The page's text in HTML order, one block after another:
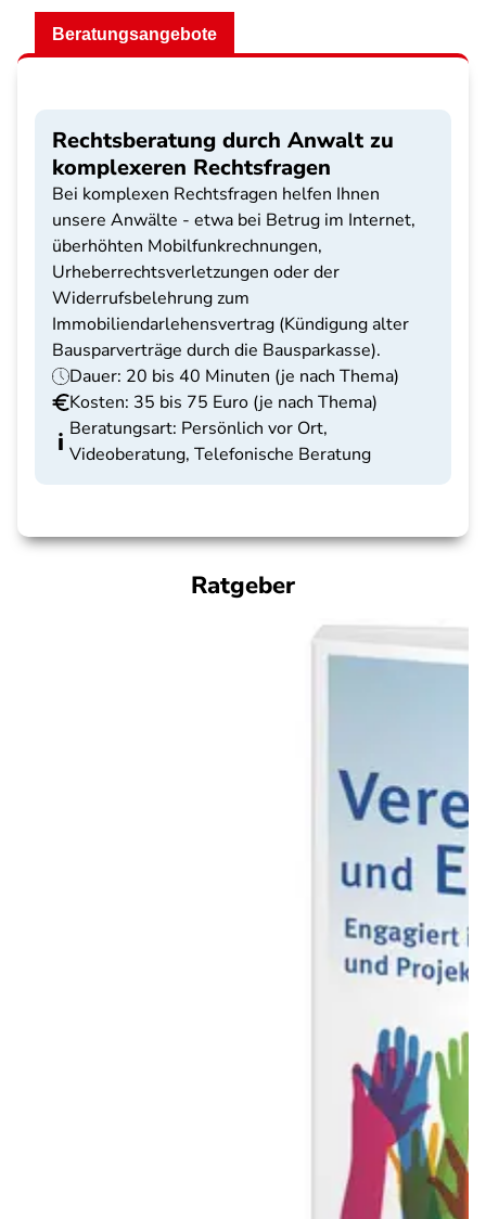
Beratungsangebote
Rechtsberatung durch Anwalt zu
komplexeren Rechtsfragen
Bei komplexen Rechtsfragen helfen Ihnen
unsere Anwälte - etwa bei Betrug im Internet,
überhöhten Mobilfunkrechnungen,
Urheberrechtsverletzungen oder der
Widerrufsbelehrung zum
Immobiliendarlehensvertrag (Kündigung alter
Bausparverträge durch die Bausparkasse).
Dauer: 20 bis 40 Minuten (je nach Thema)
Kosten: 35 bis 75 Euro (je nach Thema)
Beratungsart: Persönlich vor Ort,
Videoberatung, Telefonische Beratung
Ratgeber